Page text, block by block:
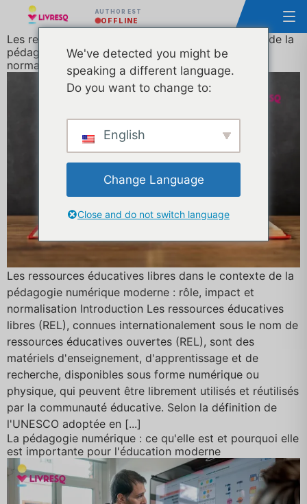
AUTHOR EST
OFFLINE
Les ressources éducatives libres dans le contexte de la
pédagogie numérique moderne : rôle, impact et
normalisation
Les ressources éducatives libres dans le contexte de la
pédagogie numérique moderne : rôle, impact et
normalisation Introduction Les ressources éducatives
libres (REL), connues internationalement sous le nom de
ressources éducatives ouvertes (REL), sont des
matériels d'enseignement, d'apprentissage et de
recherche, disponibles sous forme numérique ou
physique, qui peuvent être librement utilisés et réutilisés
par la communauté éducative. Selon la définition de
l'UNESCO adoptée en [...]
La pédagogie numérique : ce qu'elle est et pourquoi elle
est importante pour l'éducation moderne
We've detected you might be
speaking a different language.
Do you want to change to:
English
Change Language
Close and do not switch language